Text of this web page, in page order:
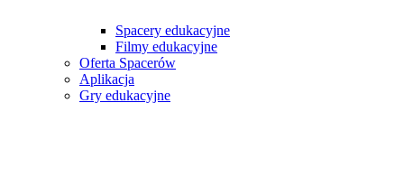
Spacery edukacyjne
Filmy edukacyjne
Oferta Spacerów
Aplikacja
Gry edukacyjne